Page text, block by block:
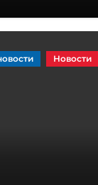
Новости